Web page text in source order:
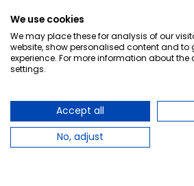
We use cookies
We may place these for analysis of our
website, show personalised content and to
experience. For more information about the
settings.
Accept all
No, adjust